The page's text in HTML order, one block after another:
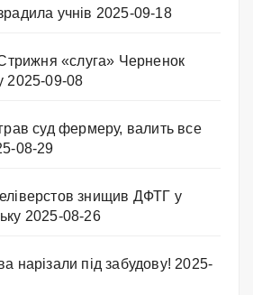
учнів 2025-09-18
«слуга» Черненок
2025-09-08
суд фермеру, валить все
08-29
знищив ДФТГ у
2025-08-26
нарізали під забудову! 2025-